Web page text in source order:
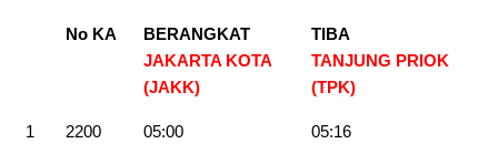
No KA
BERANGKAT
JAKARTA KOTA
(JAKK)
TIBA
TANJUNG PRIOK
(TPK)
1 2200 05:00 05:16